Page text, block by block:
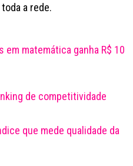
a rede.
matemática ganha R$ 10
de competitividade
que mede qualidade da